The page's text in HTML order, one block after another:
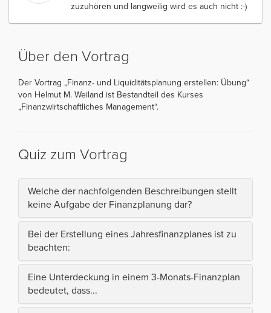
zuzuhören und langweilig wird es auch nicht :-)
Über den Vortrag
Der Vortrag „Finanz- und Liquiditätsplanung erstellen: Übung“
von Helmut M. Weiland ist Bestandteil des Kurses
„Finanzwirtschaftliches Management“.
Quiz zum Vortrag
Welche der nachfolgenden Beschreibungen stellt
keine Aufgabe der Finanzplanung dar?
Bei der Erstellung eines Jahresfinanzplanes ist zu
beachten:
Eine Unterdeckung in einem 3-Monats-Finanzplan
bedeutet, dass...